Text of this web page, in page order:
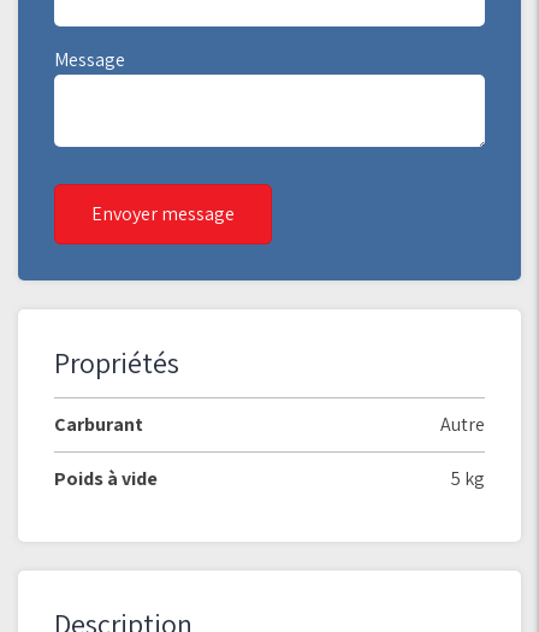
Message
Envoyer message
Propriétés
Carburant Autre
Poids à vide 5 kg
Description